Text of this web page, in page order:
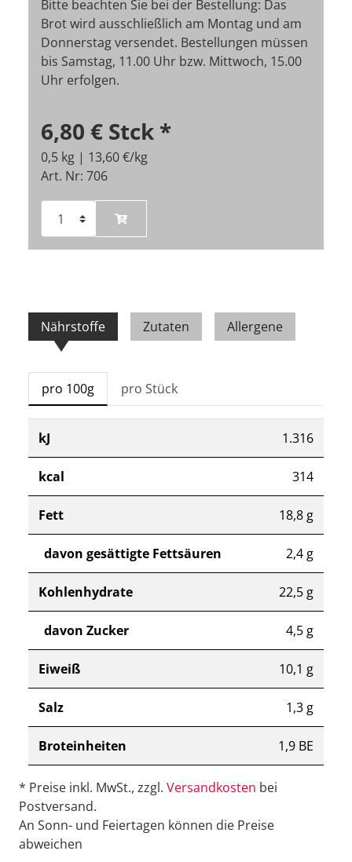
Bitte beachten Sie bei der Bestellung: Das
Brot wird ausschließlich am Montag und am
Donnerstag versendet. Bestellungen müssen
bis Samstag, 11.00 Uhr bzw. Mittwoch, 15.00
Uhr erfolgen.
6,80 € Stck *
0,5 kg | 13,60 €/kg
Art. Nr: 706
Nährstoffe Zutaten Allergene
pro 100g pro Stück
kJ 1.316
kcal 314
Fett 18,8 g
davon gesättigte Fettsäuren 2,4 g
Kohlenhydrate 22,5 g
davon Zucker 4,5 g
Eiweiß 10,1 g
Salz 1,3 g
Broteinheiten 1,9 BE
* Preise inkl. MwSt., zzgl. Versandkosten bei
Postversand.
An Sonn- und Feiertagen können die Preise
abweichen